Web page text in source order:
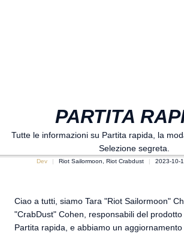
PARTITA
Tutte le informazioni su Partita rapida, la
Selezione segreta.
Dev Riot Sailormoon, Riot Crabdust 2023-10-
Ciao a tutti, siamo Tara "Riot Sailormoon"
"CrabDust" Cohen, responsabili del
Partita rapida, e abbiamo un aggiornamento